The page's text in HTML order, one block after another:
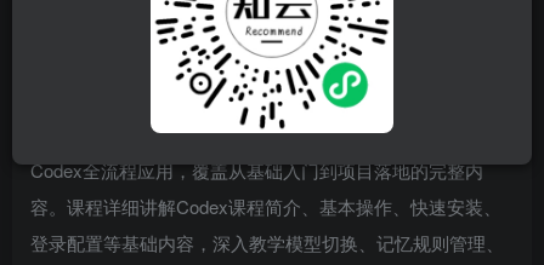
本课程为Codex企业级应用实战课，聚焦企业级场景下的
Codex全流程应用，覆盖从基础入门到项目落地的完整内
容。课程详细讲解Codex课程简介、基本操作、快速安装、
登录配置等基础内容，深入教学模型切换、记忆规则管理、